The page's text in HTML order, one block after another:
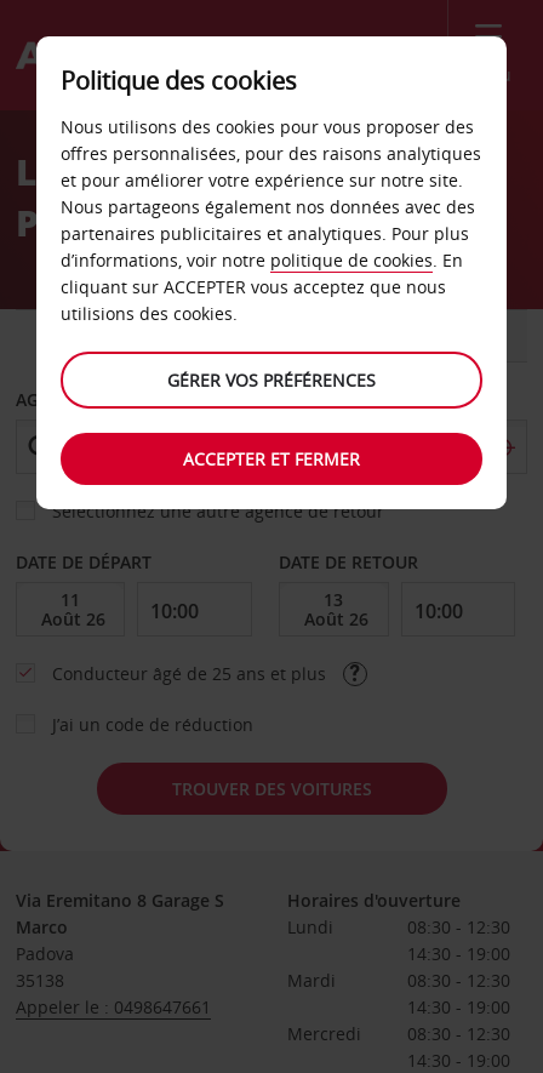
Menu
Welcome
AvisLocation de voiture
Padoue
AGENCE DE DÉPART
Sélectionnez une autre agence de retour
DATE DE DÉPART DATE DE RETOUR
Conducteur âgé de 25 ans et plus
J’ai un code de réduction
TROUVER DES VOITURES
Via Eremitano 8 Garage S
Marco
Padova
35138
Appeler le : 0498647661
Horaires d'ouverture
Lundi
08:30 - 12:30
14:30 - 19:00
Mardi
08:30 - 12:30
14:30 - 19:00
Mercredi
08:30 - 12:30
14:30 - 19:00
Politique des cookies
Nous utilisons des cookies pour vous proposer des
offres personnalisées, pour des raisons analytiques
et pour améliorer votre expérience sur notre site.
Nous partageons également nos données avec des
partenaires publicitaires et analytiques. Pour plus
d’informations, voir notre politique de cookies. En
cliquant sur ACCEPTER vous acceptez que nous
utilisions des cookies.
GÉRER VOS PRÉFÉRENCES
ACCEPTER ET FERMER